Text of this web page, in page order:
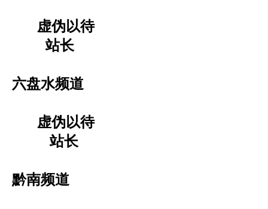
虚伪以待
站长
六盘水频道
虚伪以待
站长
黔南频道